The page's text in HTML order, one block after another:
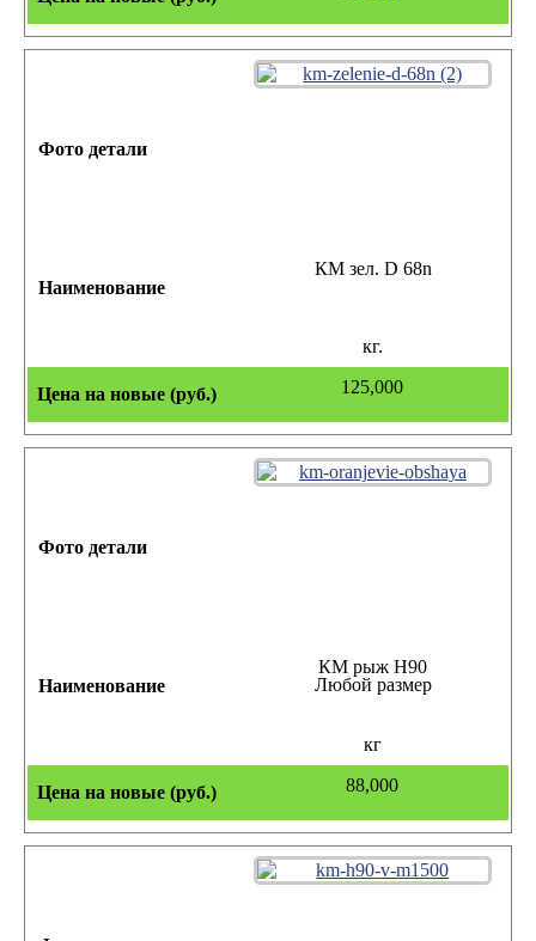
КМ зел. D 68n
кг.
125,000
КМ рыж Н90
Любой размер
кг
88,000